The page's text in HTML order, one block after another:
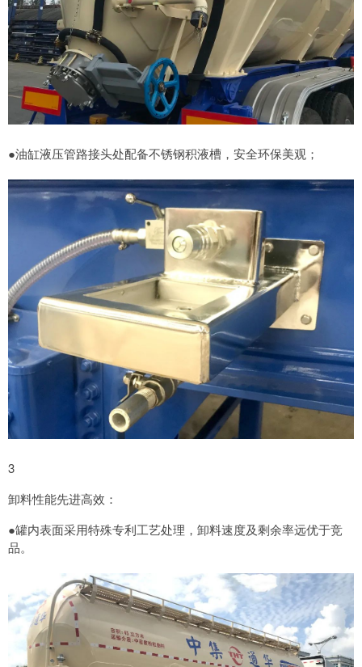
●油缸液压管路接头处配备不锈钢积液槽，安全环保美观；
3
卸料性能先进高效：
●罐内表面采用特殊专利工艺处理，卸料速度及剩余率远优于竞
品。